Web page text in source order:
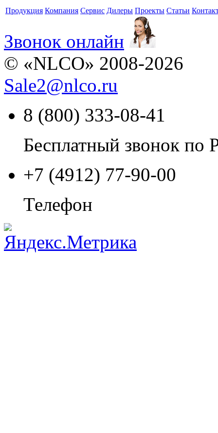
Продукция Компания Сервис Дилеры Проекты Статьи
Звонок онлайн
© «NLCO» 2008-2026
Sale2@nlco.ru
8 (800) 333-08-41
Бесплатный звонок по
+7 (4912) 77-90-00
Телефон